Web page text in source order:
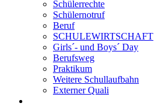
Schülerrechte
Schülernotruf
Beruf
SCHULEWIRTSCHAFT
Girls´- und Boys´ Day
Berufsweg
Praktikum
Weitere Schullaufbahn
Externer Quali